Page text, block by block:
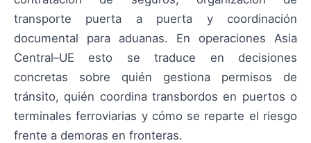
transporte puerta a puerta y coordinación
documental para aduanas. En operaciones Asia
Central–UE esto se traduce en decisiones
concretas sobre quién gestiona permisos de
tránsito, quién coordina transbordos en puertos o
terminales ferroviarias y cómo se reparte el riesgo
frente a demoras en fronteras.